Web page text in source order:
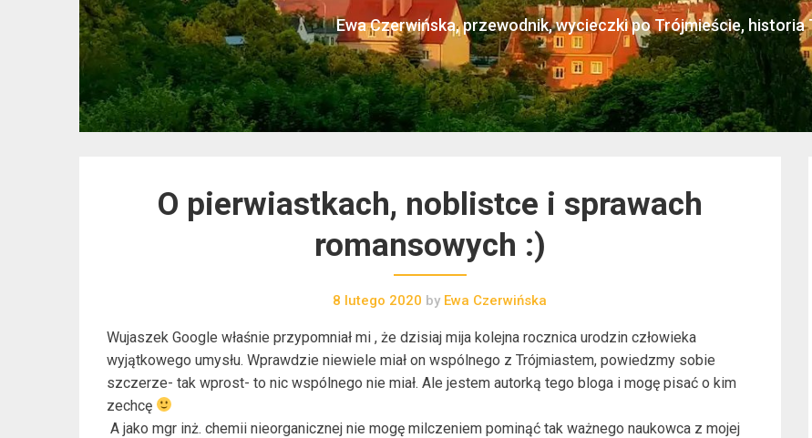
Ewa Czerwińska, przewodnik, wycieczki po Trójmieście, historia
O pierwiastkach, noblistce i sprawach
romansowych :)
8 lutego 2020 byEwa Czerwińska
Wujaszek Google właśnie przypomniał mi , że dzisiaj mija kolejna rocznica urodzin człowieka
wyjątkowego umysłu. Wprawdzie niewiele miał on wspólnego z Trójmiastem, powiedzmy sobie
szczerze- tak wprost- to nic wspólnego nie miał. Ale jestem autorką tego bloga i mogę pisać o kim
zechcę
A jako mgr inż. chemii nieorganicznej nie mogę milczeniem pominąć tak ważnego naukowca z mojej